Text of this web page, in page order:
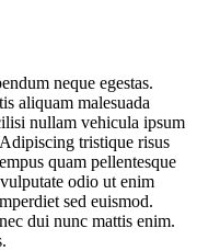
neque egestas.
aliquam malesuada
nullam vehicula ipsum
tristique risus
quam pellentesque
odio ut enim
sed euismod.
dui nunc mattis enim.